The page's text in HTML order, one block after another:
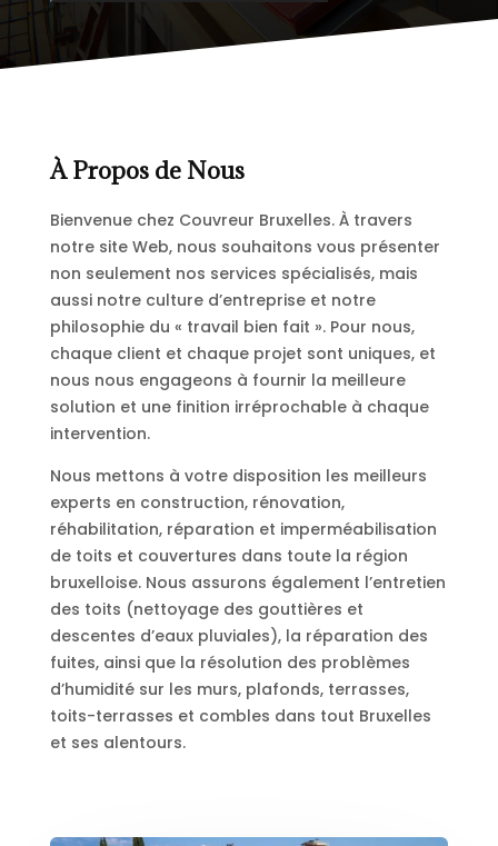
À Propos de Nous
Bienvenue chez Couvreur Bruxelles. À travers
notre site Web, nous souhaitons vous présenter
non seulement nos services spécialisés, mais
aussi notre culture d’entreprise et notre
philosophie du « travail bien fait ». Pour nous,
chaque client et chaque projet sont uniques, et
nous nous engageons à fournir la meilleure
solution et une finition irréprochable à chaque
intervention.
Nous mettons à votre disposition les meilleurs
experts en construction, rénovation,
réhabilitation, réparation et imperméabilisation
de toits et couvertures dans toute la région
bruxelloise. Nous assurons également l’entretien
des toits (nettoyage des gouttières et
descentes d’eaux pluviales), la réparation des
fuites, ainsi que la résolution des problèmes
d’humidité sur les murs, plafonds, terrasses,
toits-terrasses et combles dans tout Bruxelles
et ses alentours.